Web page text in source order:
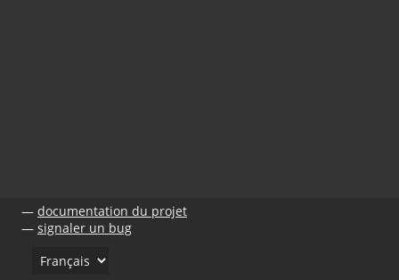
documentation du projet
signaler un bug